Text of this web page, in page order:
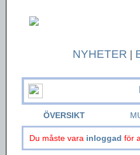
NYHETER |
ÖVERSIKT
Du måste vara inloggad för